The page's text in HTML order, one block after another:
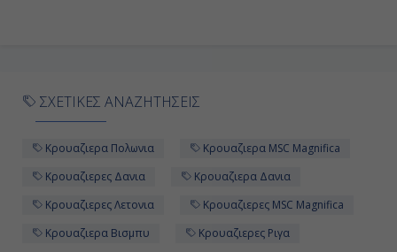
ΣΧΕΤΙΚΕΣ ΑΝΑΖΗΤΗΣΕΙΣ
Κρουαζιερα Πολωνια
Κρουαζιερα MSC Magnifica
Κρουαζιερες Δανια
Κρουαζιερα Δανια
Κρουαζιερες Λετονια
Κρουαζιερες MSC Magnifica
Κρουαζιερα Βισμπυ
Κρουαζιερες Ριγα